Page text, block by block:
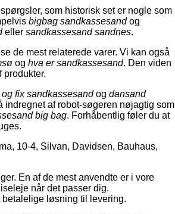
som historisk set er nogle som
bigbag sandkassesandog
eller sandkassesand sandnes.
de mest relaterede varer. Vi kan også
og hva er sandkassesand. Den viden
produkter.
og fix sandkassesandog dansand
af robot-søgeren nøjagtig som
big bag. Forhåbentlig føler du at
10-4, Silvan, Davidsen, Bauhaus,
En af de mest anvendte er i vore
når det passer dig.
løsning til levering.